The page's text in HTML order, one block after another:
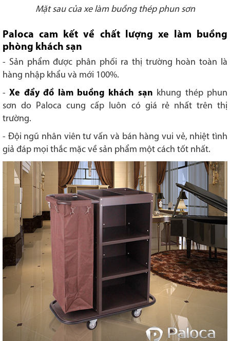
Mặt sau của xe làm buồng thép phun sơn
Paloca cam kết về chất lượng xe làm buồng
phòng khách sạn
- Sản phẩm được phân phối ra thị trường hoàn toàn là
hàng nhập khẩu và mới 100%.
-Xe đẩy đồ làm buồng khách sạn khung thép phun
sơn do Paloca cung cấp luôn có giá rẻ nhất trên thị
trường.
- Đội ngũ nhân viên tư vấn và bán hàng vui vẻ, nhiệt tình
giả đáp mọi thắc mặc về sản phẩm một cách tốt nhất.